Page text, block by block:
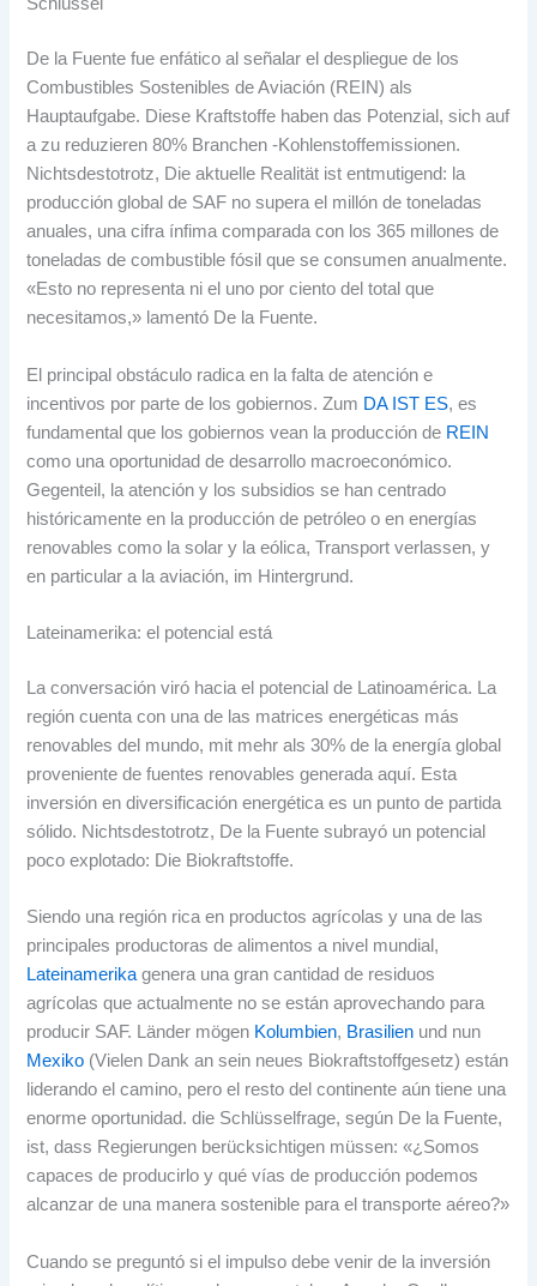
Schlüssel
De la Fuente fue enfático al señalar el despliegue de los
Combustibles Sostenibles de Aviación (REIN) als
Hauptaufgabe. Diese Kraftstoffe haben das Potenzial, sich auf
a zu reduzieren 80% Branchen -Kohlenstoffemissionen.
Nichtsdestotrotz, Die aktuelle Realität ist entmutigend: la
producción global de SAF no supera el millón de toneladas
anuales, una cifra ínfima comparada con los 365 millones de
toneladas de combustible fósil que se consumen anualmente.
«Esto no representa ni el uno por ciento del total que
necesitamos,» lamentó De la Fuente.
El principal obstáculo radica en la falta de atención e
incentivos por parte de los gobiernos. Zum DA IST ES,es
fundamental que los gobiernos vean la producción de REIN
como una oportunidad de desarrollo macroeconómico.
Gegenteil, la atención y los subsidios se han centrado
históricamente en la producción de petróleo o en energías
renovables como la solar y la eólica, Transport verlassen,y
en particular a la aviación, im Hintergrund.
Lateinamerika:el potencial está
La conversación viró hacia el potencial de Latinoamérica.
La
región cuenta con una de las matrices energéticas más
renovables del mundo, mit mehr als 30%de la energía global
proveniente de fuentes renovables generada aquí. Esta
inversión en diversificación energética es un punto de partida
sólido. Nichtsdestotrotz, De la Fuente subrayó un potencial
poco explotado: Die Biokraftstoffe.
Siendo una región rica en productos agrícolas y una de las
principales productoras de alimentos a nivel mundial,
Lateinamerika genera una gran cantidad de residuos
agrícolas que actualmente no se están aprovechando para
producir SAF. Länder mögen Kolumbien, Brasilien und nun
Mexiko (Vielen Dank an sein neues Biokraftstoffgesetz)están
liderando el camino, pero el resto del continente aún tiene una
enorme oportunidad. die Schlüsselfrage,según De la Fuente,
ist, dass Regierungen berücksichtigen müssen:«¿Somos
capaces de producirlo y qué vías de producción podemos
alcanzar de una manera sostenible para el transporte aéreo?»
Cuando se preguntó si el impulso debe venir de la inversión